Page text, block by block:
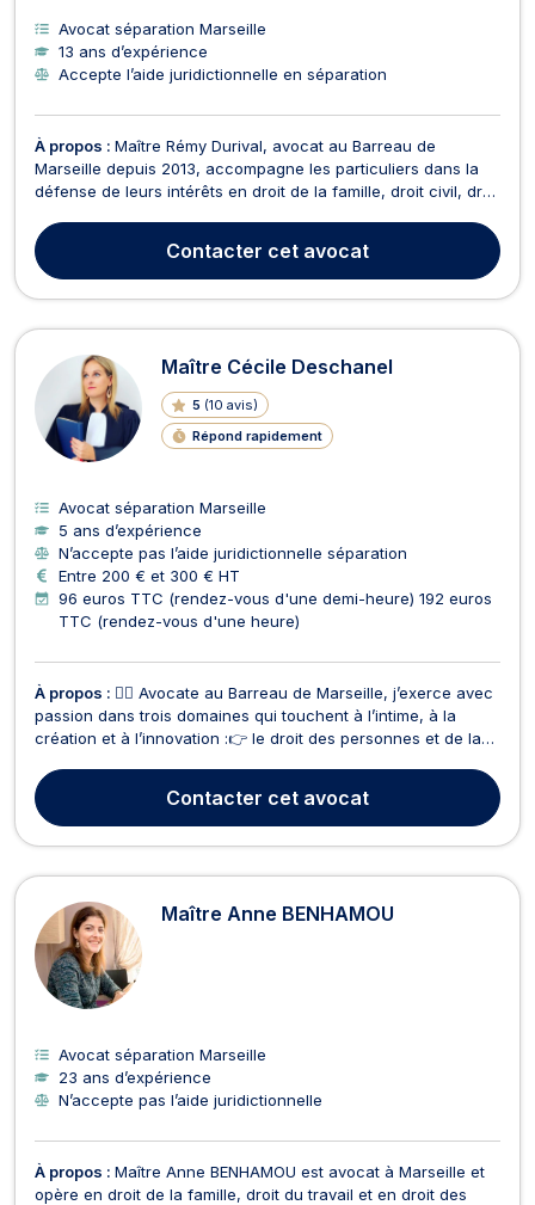
Avocat séparation Marseille
13 ans d’expérience
Accepte l’aide juridictionnelle en séparation
À propos : Maître Rémy Durival, avocat au Barreau de
Marseille depuis 2013, accompagne les particuliers dans la
défense de leurs intérêts en droit de la famille, droit civil, droit
de plus de 13 années d'expérience, il intervient aussi bien en
conseil qu'en contentieux e...
Contacter cet avocat
Maître Cécile Deschanel
5 (10 avis)
Répond rapidement
Avocat séparation Marseille
5 ans d’expérience
N’accepte pas l’aide juridictionnelle séparation
Entre 200 € et 300 € HT
96 euros TTC (rendez-vous d'une demi-heure) 192 euros
TTC (rendez-vous d'une heure)
À propos : 👩‍⚖️ Avocate au Barreau de Marseille, j’exerce avec
passion dans trois domaines qui touchent à l’intime, à la
création et à l’innovation :👉 le droit des personnes et de la
numérique.Mon approche est simple : vous écouter, vous
comprendre et construire avec vous une stra...
Contacter cet avocat
Maître Anne BENHAMOU
Avocat séparation Marseille
23 ans d’expérience
N’accepte pas l’aide juridictionnelle
À propos : Maître Anne BENHAMOU est avocat à Marseille et
opère en droit de la famille, droit du travail et en droit des